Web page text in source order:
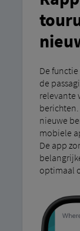
De
de
relevante
nieuwe
mobiele
De app
optimaal